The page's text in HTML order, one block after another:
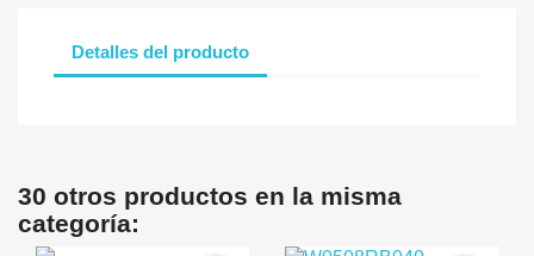
Detalles del producto
30 otros productos en la misma
categoría: